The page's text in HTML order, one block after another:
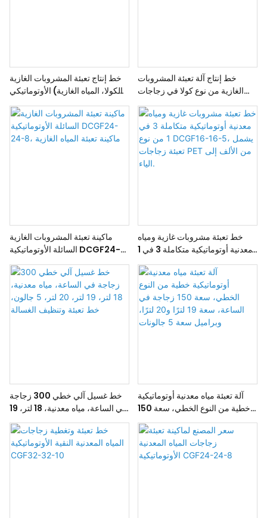
خط إنتاج تعبئة المشروبات الغازية
(الكولا، المياه الغازية) الأوتوماتيكي
DCGF50-50-15
خط إنتاج آلة تعبئة المشروبات
الغازية من نوع كولا في زجاجات
PET طراز DCGF40-40-12، آلة
تصنيع المشروبات الغازية
ماكينة تعبئة المشروبات الغازية
السائلة الأوتوماتيكية DCGF24-
24-8، ماكينة تعبئة المياه الغازية
خط تعبئة مشروبات غازية ومياه
معدنية أوتوماتيكية متكاملة 3 في 1
من نوع DCGF16-16-5، يشمل
تعبئة زجاجات PET من الألف إلى
الياء.
خط غسيل آلي خطي 300 زجاجة
في الساعة، مياه معدنية، 18 لتر، 19
لتر، 20 لتر، 5 جالون، خط تعبئة
وتنظيف الغسالة
آلة تعبئة مياه معدنية أوتوماتيكية
خطية من النوع الخطي، سعة 150
زجاجة في الساعة، سعة 19 لترًا